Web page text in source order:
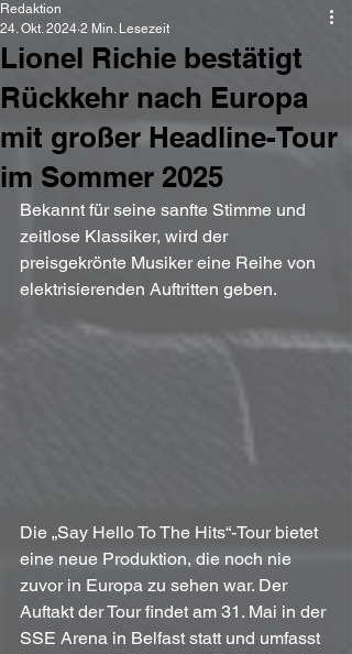
Lionel Richie bestätigt
Rückkehr nach Europa
mit großer Headline-Tour
im Sommer 2025
Redaktion
24. Okt. 2024 2 Min. Lesezeit
Bekannt für seine sanfte Stimme und
zeitlose Klassiker, wird der
preisgekrönte Musiker eine Reihe von
elektrisierenden Auftritten geben.
Die „Say Hello To The Hits“-Tour bietet
eine neue Produktion, die noch nie
zuvor in Europa zu sehen war. Der
Auftakt der Tour findet am 31. Mai in der
SSE Arena in Belfast statt und umfasst